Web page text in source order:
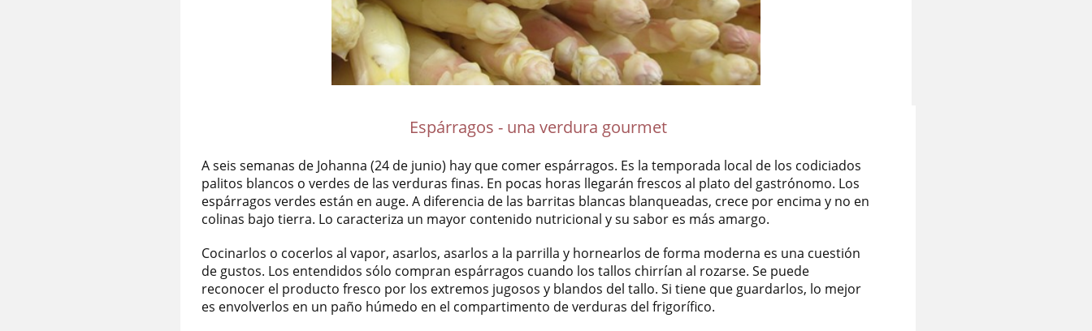
Espárragos - una verdura gourmet
A seis semanas de Johanna (24 de junio) hay que comer espárragos. Es la temporada local de los codiciados
palitos blancos o verdes de las verduras finas. En pocas horas llegarán frescos al plato del gastrónomo. Los
espárragos verdes están en auge. A diferencia de las barritas blancas blanqueadas, crece por encima y no en
colinas bajo tierra. Lo caracteriza un mayor contenido nutricional y su sabor es más amargo.
Cocinarlos o cocerlos al vapor, asarlos, asarlos a la parrilla y hornearlos de forma moderna es una cuestión
de gustos. Los entendidos sólo compran espárragos cuando los tallos chirrían al rozarse. Se puede
reconocer el producto fresco por los extremos jugosos y blandos del tallo. Si tiene que guardarlos, lo mejor
es envolverlos en un paño húmedo en el compartimento de verduras del frigorífico.